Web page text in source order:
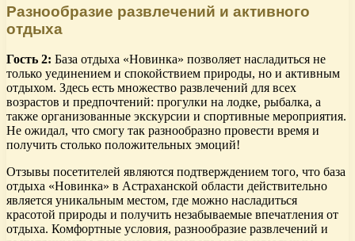
Разнообразие развлечений и активного
отдыха
Гость 2: База отдыха «Новинка» позволяет насладиться не
только уединением и спокойствием природы, но и активным
отдыхом. Здесь есть множество развлечений для всех
возрастов и предпочтений: прогулки на лодке, рыбалка, а
также организованные экскурсии и спортивные мероприятия.
Не ожидал, что смогу так разнообразно провести время и
получить столько положительных эмоций!
Отзывы посетителей являются подтверждением того, что база
отдыха «Новинка» в Астраханской области действительно
является уникальным местом, где можно насладиться
красотой природы и получить незабываемые впечатления от
отдыха. Комфортные условия, разнообразие развлечений и